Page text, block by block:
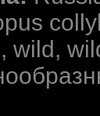
wild,